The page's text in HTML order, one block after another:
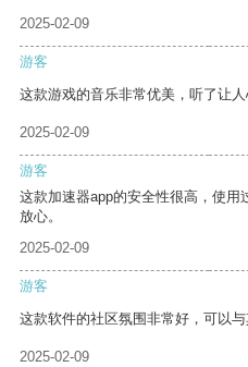
2025-02-09
游客
这款游戏的音乐非常优美，听了让人
2025-02-09
游客
这款加速器app的安全性很高，使用
放心。
2025-02-09
游客
这款软件的社区氛围非常好，可以与
2025-02-09